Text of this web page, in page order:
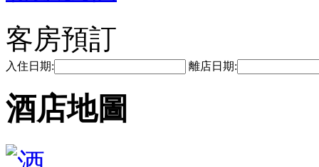
客房預訂
入住日期: 離店日期:
酒店地圖